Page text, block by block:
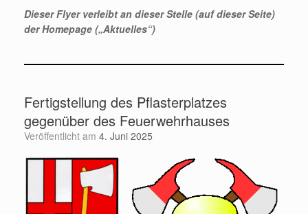
Dieser Flyer verleibt an dieser Stelle (auf dieser Seite)
der Homepage („Aktuelles“)
Fertigstellung des Pflasterplatzes
gegenüber des Feuerwehrhauses
Veröffentlicht am 4. Juni 2025